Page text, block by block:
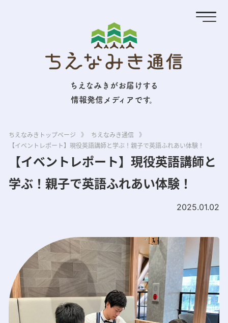
ちえなみきがお届けする
情報発信メディアです。
ちえなみきトップページ 》 ちえなみき通信
》
【イベントレポート】現役英語講師と学ぶ！親子で英語ふれあい体験！
【イベントレポート】現役英語講師と
学ぶ！親子で英語ふれあい体験！
2025.01.02